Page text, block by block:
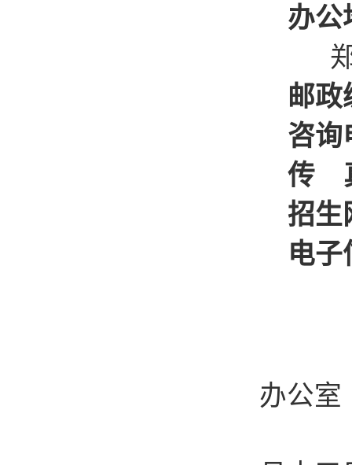
办公
郑州
邮政
咨询
传
招生
电子
办公室